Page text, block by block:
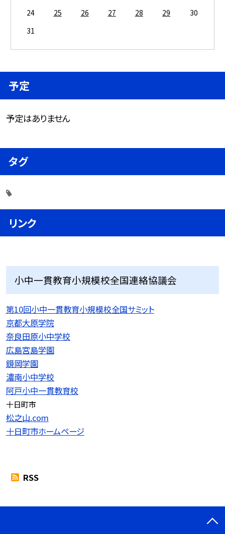
24
25 26 27 28 29
30
31
予定
予定はありません
タグ
リンク
小中一貫教育小規模校全国連絡協議会
第10回小中一貫教育小規模校全国サミット
京都大原学院
奈良田原小中学校
広島宮島学園
鏡岡学園
濃南小中学校
阿戸小中一貫教育校
十日町市
松之山.com
十日町市ホームページ
RSS